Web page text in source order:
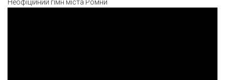
Неофіційний гімн міста Ромни